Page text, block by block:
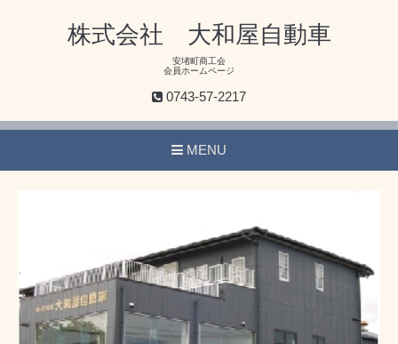
株式会社 大和屋自動車
安堵町商工会
会員ホームページ
0743-57-2217
MENU